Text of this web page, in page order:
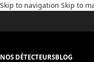
Skip to navigation Skip to
NOS DÉTECTEURSBLOG